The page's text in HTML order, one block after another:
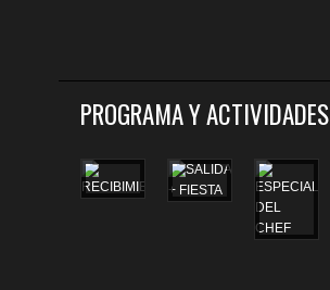
PROGRAMA Y ACTIVIDADES